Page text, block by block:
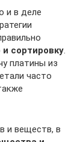
и в деле
и сортировку
платины из
часто
и веществ, в